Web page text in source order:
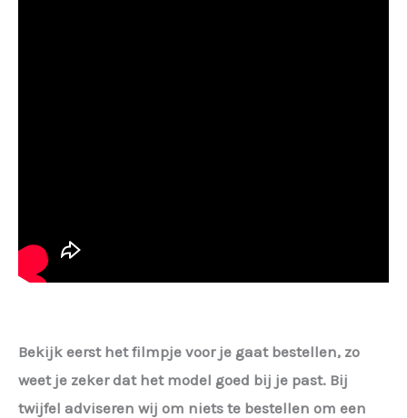
Bekijk eerst het filmpje voor je gaat bestellen, zo
weet je zeker dat het model goed bij je past. Bij
twijfel adviseren wij om niets te bestellen om een